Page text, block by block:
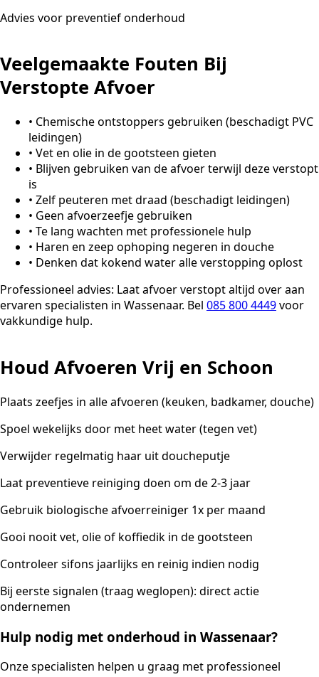
Advies voor preventief onderhoud
Veelgemaakte Fouten Bij
Verstopte Afvoer
• Chemische ontstoppers gebruiken (beschadigt PVC
leidingen)
• Vet en olie in de gootsteen gieten
• Blijven gebruiken van de afvoer terwijl deze verstopt
is
• Zelf peuteren met draad (beschadigt leidingen)
• Geen afvoerzeefje gebruiken
• Te lang wachten met professionele hulp
• Haren en zeep ophoping negeren in douche
• Denken dat kokend water alle verstopping oplost
Professioneel advies: Laat afvoer verstopt altijd over aan
ervaren specialisten in Wassenaar. Bel 085 800 4449voor
vakkundige hulp.
Houd Afvoeren Vrij en Schoon
Plaats zeefjes in alle afvoeren (keuken, badkamer, douche)
Spoel wekelijks door met heet water (tegen vet)
Verwijder regelmatig haar uit doucheputje
Laat preventieve reiniging doen om de 2-3 jaar
Gebruik biologische afvoerreiniger 1x per maand
Gooi nooit vet, olie of koffiedik in de gootsteen
Controleer sifons jaarlijks en reinig indien nodig
Bij eerste signalen (traag weglopen): direct actie
ondernemen
Hulp nodig met onderhoud in Wassenaar?
Onze specialisten helpen u graag met professioneel